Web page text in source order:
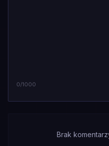
0/1000
Brak